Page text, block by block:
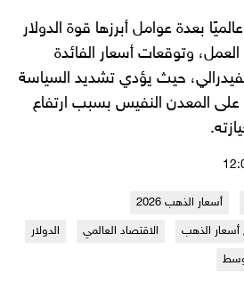
بعدة عوامل أبرزها قوة الدولار
وتوقعات أسعار الفائدة
حيث يؤدي تشديد السياسة
على المعدن النفيس بسبب ارتفاع
أسعار الذهب 2026
أسعار الذهب الاقتصاد العالمي
الدولار